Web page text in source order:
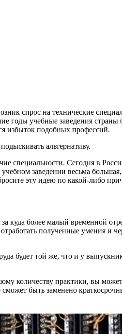
спрос на технические
годы учебные заведения
избыток подобных профессий.
альтернативу.
специальности. Сегодня в
заведении весьма
эту идею по какой-либо
куда более малый временной
полученные умения и
будет той же, что и у
количеству практики, вы
быть заменено